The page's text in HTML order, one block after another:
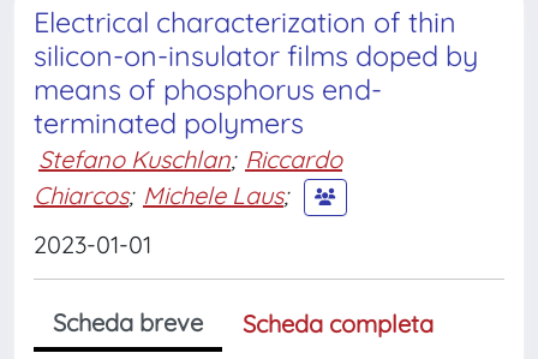
Electrical characterization of thin
silicon-on-insulator films doped by
means of phosphorus end-
terminated polymers
Stefano Kuschlan; Riccardo
Chiarcos; Michele Laus;
2023-01-01
Scheda breve
Scheda completa